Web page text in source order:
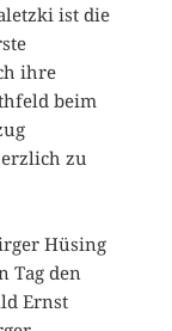
ist die
ihre
beim
zu
Hüsing
Tag den
Ernst